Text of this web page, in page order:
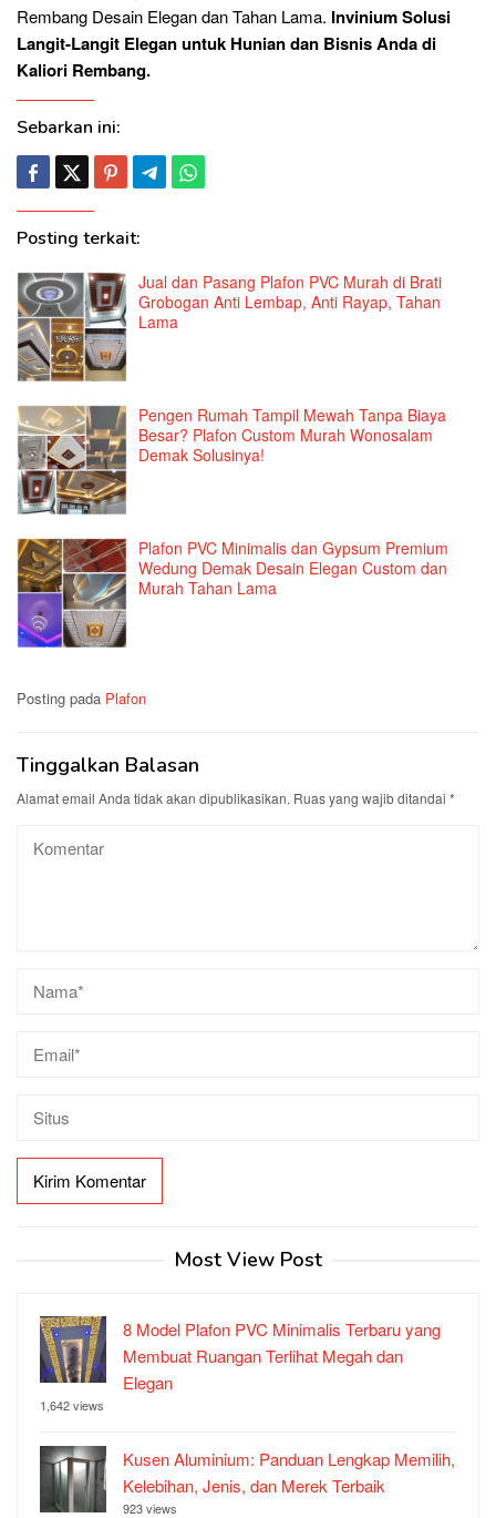
Rembang Desain Elegan dan Tahan Lama. Invinium Solusi
Langit-Langit Elegan untuk Hunian dan Bisnis Anda di
Kaliori Rembang.
Sebarkan ini:
Posting terkait:
Jual dan Pasang Plafon PVC Murah di Brati
Grobogan Anti Lembap, Anti Rayap, Tahan
Lama
Pengen Rumah Tampil Mewah Tanpa Biaya
Besar? Plafon Custom Murah Wonosalam
Demak Solusinya!
Plafon PVC Minimalis dan Gypsum Premium
Wedung Demak Desain Elegan Custom dan
Murah Tahan Lama
Posting pada Plafon
Tinggalkan Balasan
Alamat email Anda tidak akan dipublikasikan. Ruas yang wajib ditandai *
Most View Post
8 Model Plafon PVC Minimalis Terbaru yang
Membuat Ruangan Terlihat Megah dan
Elegan
1,642 views
Kusen Aluminium: Panduan Lengkap Memilih,
Kelebihan, Jenis, dan Merek Terbaik
923 views